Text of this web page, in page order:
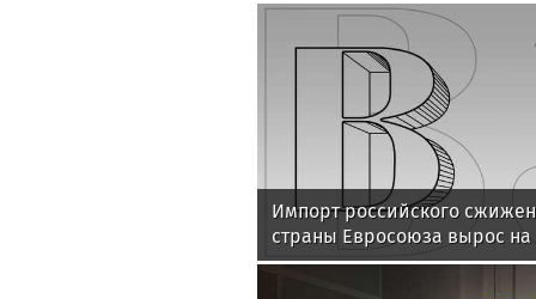
Импорт российского
страны Евросоюза вырос на